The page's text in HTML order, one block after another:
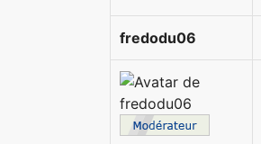
fredodu06